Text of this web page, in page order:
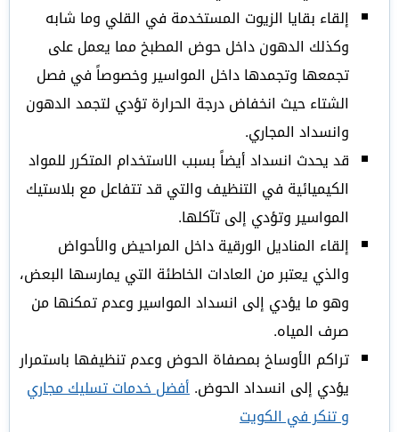
إلقاء بقايا الزيوت المستخدمة في القلي وما شابه
وكذلك الدهون داخل حوض المطبخ مما يعمل على
تجمعها وتجمدها داخل المواسير وخصوصاً في فصل
الشتاء حيث انخفاض درجة الحرارة تؤدي لتجمد الدهون
وانسداد المجاري.
قد يحدث انسداد أيضاً بسبب الاستخدام المتكرر للمواد
الكيميائية في التنظيف والتي قد تتفاعل مع بلاستيك
المواسير وتؤدي إلى تآكلها.
إلقاء المناديل الورقية داخل المراحيض والأحواض
والذي يعتبر من العادات الخاطئة التي يمارسها البعض،
وهو ما يؤدي إلى انسداد المواسير وعدم تمكنها من
صرف المياه.
تراكم الأوساخ بمصفاة الحوض وعدم تنظيفها باستمرار
يؤدي إلى انسداد الحوض.أفضل خدمات تسليك مجاري
و تنكر في الكويت